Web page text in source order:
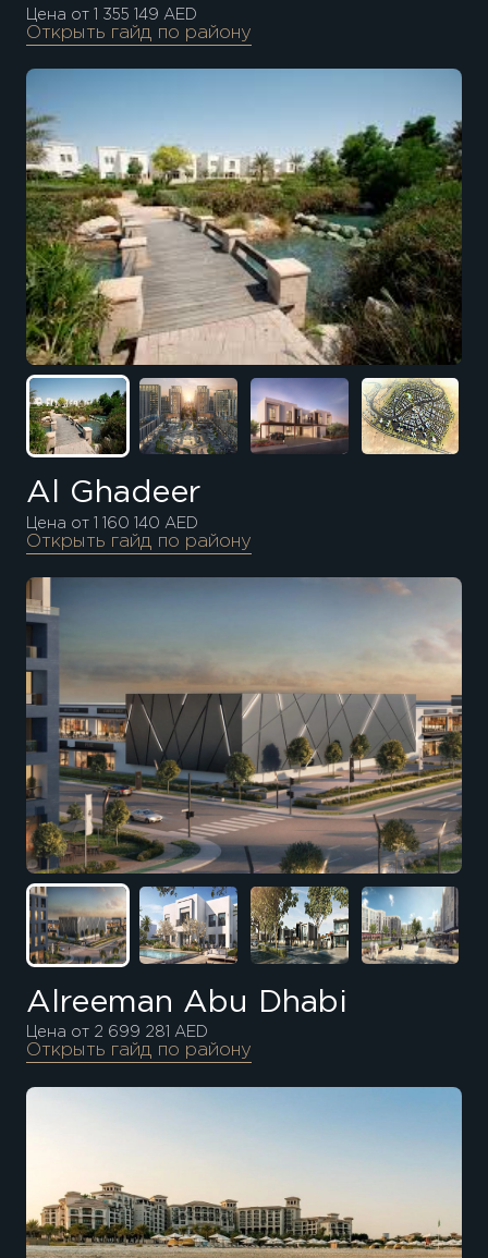
Цена от 1 355 149 AED
Открыть гайд по району
Al Ghadeer
Цена от 1 160 140 AED
Открыть гайд по району
Alreeman Abu Dhabi
Цена от 2 699 281 AED
Открыть гайд по району